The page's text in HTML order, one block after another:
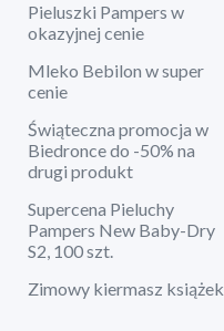
Pieluszki Pampers w
okazyjnej cenie
Mleko Bebilon w super
cenie
Świąteczna promocja w
Biedronce do -50% na
drugi produkt
Supercena Pieluchy
Pampers New Baby-Dry
S2, 100 szt.
Zimowy kiermasz książek